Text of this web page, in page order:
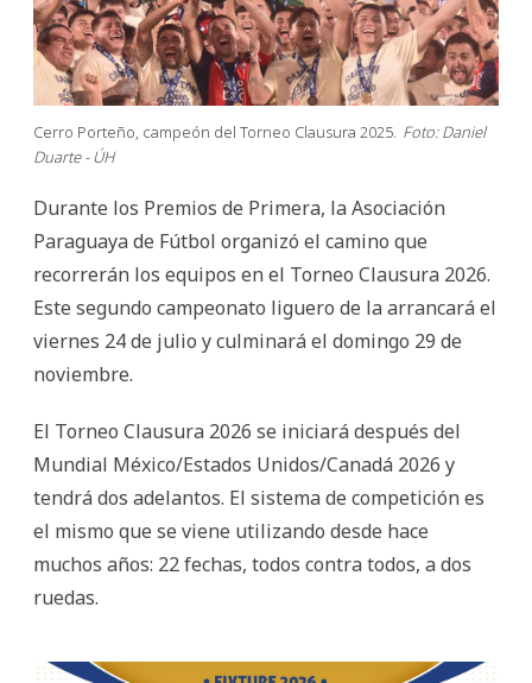
Cerro Porteño, campeón del Torneo Clausura 2025. Foto: Daniel
Duarte - ÚH
Durante los Premios de Primera, la Asociación
Paraguaya de Fútbol organizó el camino que
recorrerán los equipos en el Torneo Clausura 2026.
Este segundo campeonato liguero de la arrancará el
viernes 24 de julio y culminará el domingo 29 de
noviembre.
El Torneo Clausura 2026 se iniciará después del
Mundial México/Estados Unidos/Canadá 2026 y
tendrá dos adelantos. El sistema de competición es
el mismo que se viene utilizando desde hace
muchos años: 22 fechas, todos contra todos, a dos
ruedas.